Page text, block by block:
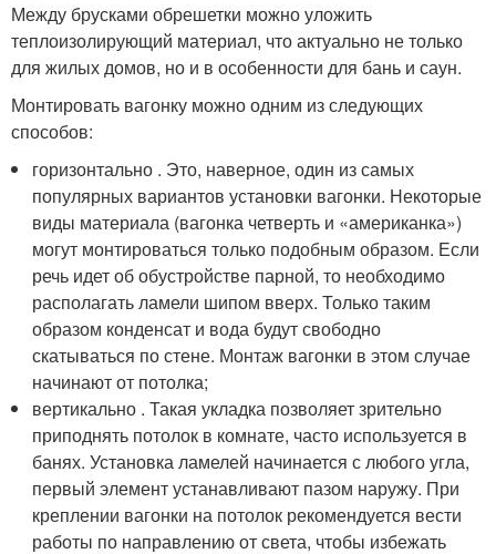
Между брусками обрешетки можно уложить
теплоизолирующий материал, что актуально не только
для жилых домов, но и в особенности для бань и саун.
Монтировать вагонку можно одним из следующих
способов:
горизонтально . Это, наверное, один из самых
популярных вариантов установки вагонки. Некоторые
виды материала (вагонка четверть и «американка»)
могут монтироваться только подобным образом. Если
речь идет об обустройстве парной, то необходимо
располагать ламели шипом вверх. Только таким
образом конденсат и вода будут свободно
скатываться по стене. Монтаж вагонки в этом случае
начинают от потолка;
вертикально . Такая укладка позволяет зрительно
приподнять потолок в комнате, часто используется в
банях. Установка ламелей начинается с любого угла,
первый элемент устанавливают пазом наружу. При
креплении вагонки на потолок рекомендуется вести
работы по направлению от света, чтобы избежать